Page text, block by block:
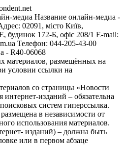
медиа Название онлайн-медиа -
02091, місто Київ,
172-Б, офіс 208/1 E-mail:
Телефон: 044-205-43-00
- R40-06068
материалов, размещённых на
условии ссылки на
со страницы «Новости
изданий – обязательна
систем гиперссылка.
в независимости от
использования материалов.
изданий) – должна быть
или в первом абзаце